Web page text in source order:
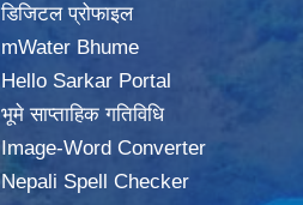
डिजिटल प्रोफाइल
mWater Bhume
Hello Sarkar Portal
भूमे साप्ताहिक गतिविधि
Image-Word Converter
Nepali Spell Checker